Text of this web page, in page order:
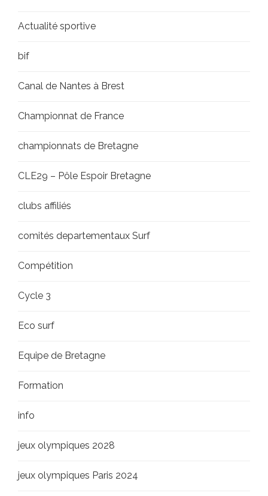
Actualité sportive
bif
Canal de Nantes à Brest
Championnat de France
championnats de Bretagne
CLE29 – Pôle Espoir Bretagne
clubs affiliés
comités departementaux Surf
Compétition
Cycle 3
Eco surf
Equipe de Bretagne
Formation
info
jeux olympiques 2028
jeux olympiques Paris 2024